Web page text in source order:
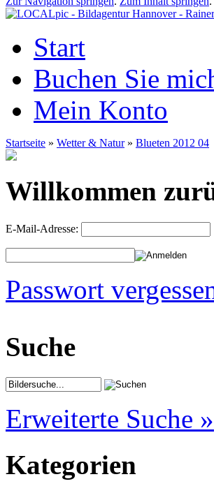
Start
Buchen Sie
Mein Konto
Startseite » Wetter & Natur» Blueten 2012 04
Willkommen
E-Mail-Adresse:
Passwort
Suche
Erweiterte Suche »
Kategorien